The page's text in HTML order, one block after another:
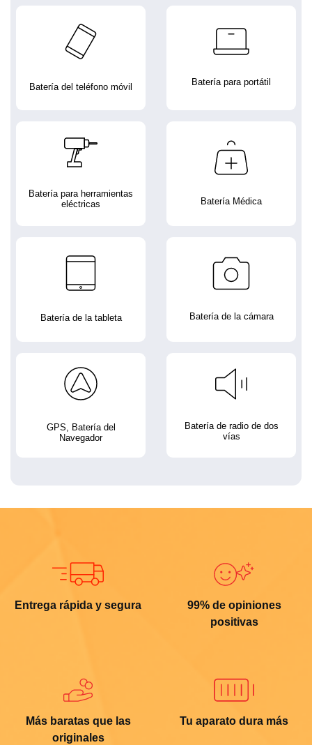
Batería del teléfono móvil Batería para portátil
Batería para herramientas
eléctricas
Batería Médica
Batería de la tableta Batería de la cámara
GPS, Batería del
Navegador
Batería de radio de dos
vías
Entrega rápida y segura
99% de opiniones
positivas
Más baratas que las
originales
Tu aparato dura más